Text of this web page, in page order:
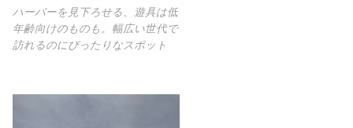
ハーバーを見下ろせる、遊具は低
年齢向けのものも。幅広い世代で
訪れるのにぴったりなスポット